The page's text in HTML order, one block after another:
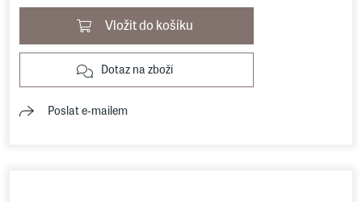
Vložit do košíku
Dotaz na zboží
Poslat e-mailem